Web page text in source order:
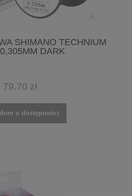
SHIMANO TECHNIUM
DARK
79,70 zł
o dostępności